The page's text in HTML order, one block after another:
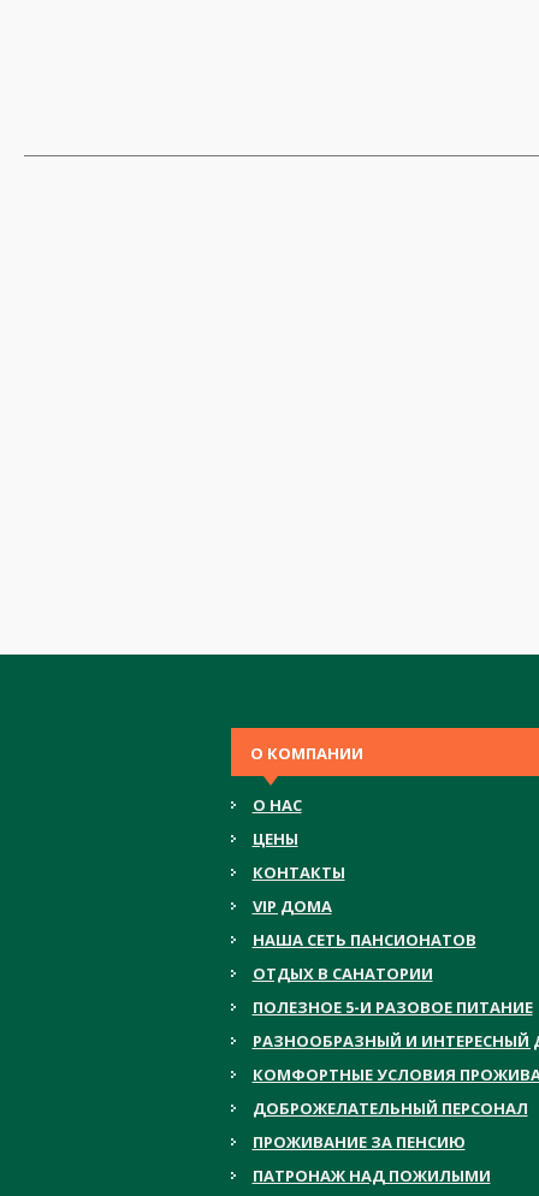
О КОМПАНИИ
О НАС
ЦЕНЫ
КОНТАКТЫ
VIP ДОМА
НАША СЕТЬ ПАНСИОНАТОВ
ОТДЫХ В САНАТОРИИ
ПОЛЕЗНОЕ 5-И РАЗОВОЕ ПИТАНИЕ
РАЗНООБРАЗНЫЙ И ИНТЕРЕСНЫЙ
КОМФОРТНЫЕ УСЛОВИЯ
ДОБРОЖЕЛАТЕЛЬНЫЙ ПЕРСОНАЛ
ПРОЖИВАНИЕ ЗА ПЕНСИЮ
ПАТРОНАЖ НАД ПОЖИЛЫМИ